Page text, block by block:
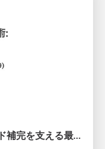
不自然言語の自然言語処理: コード補完を支える最新技術